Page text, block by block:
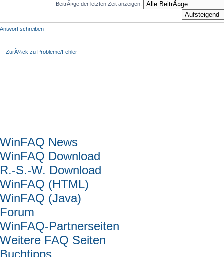
BeitrÃ¤ge der letzten Zeit anzeigen:
Antwort schreiben
ZurÃ¼ck zu Probleme/Fehler
WinFAQ News
WinFAQ Download
R.-S.-W. Download
WinFAQ (HTML)
WinFAQ (Java)
Forum
WinFAQ-Partnerseiten
Weitere FAQ Seiten
Buchtipps